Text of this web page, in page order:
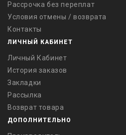
Рассрочка без переплат
Условия отмены / возврата
Контакты
ЛИЧНЫЙ КАБИНЕТ
Личный Кабинет
История заказов
Закладки
Рассылка
Возврат товара
ДОПОЛНИТЕЛЬНО